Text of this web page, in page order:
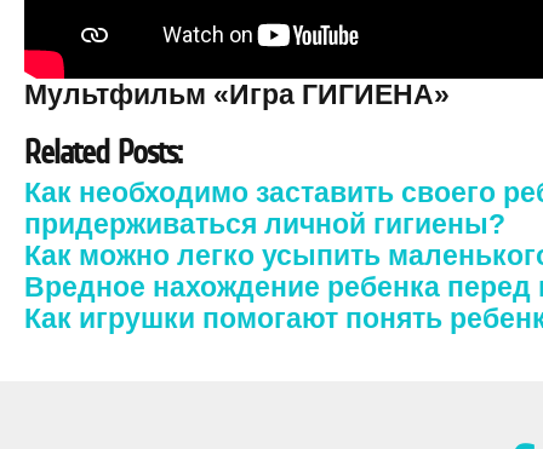
Мультфильм «Игра ГИГИЕНА»
Related Posts:
Как необходимо заставить своего
придерживаться личной гигиены?
Как можно легко усыпить
Вредное нахождение ребенка
Как игрушки помогают понять